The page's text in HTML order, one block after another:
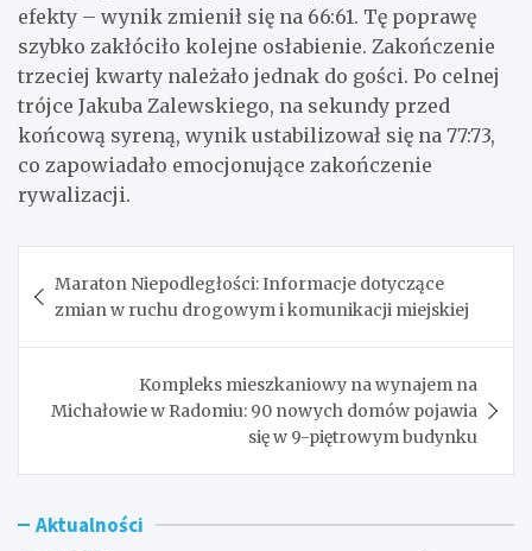
efekty – wynik zmienił się na 66:61. Tę poprawę
szybko zakłóciło kolejne osłabienie. Zakończenie
trzeciej kwarty należało jednak do gości. Po celnej
trójce Jakuba Zalewskiego, na sekundy przed
końcową syreną, wynik ustabilizował się na 77:73,
co zapowiadało emocjonujące zakończenie
rywalizacji.
wpisu
Maraton Niepodległości: Informacje dotyczące
zmian w ruchu drogowym i komunikacji miejskiej
Kompleks mieszkaniowy na wynajem na
Michałowie w Radomiu: 90 nowych domów pojawia
się w 9-piętrowym budynku
Aktualności